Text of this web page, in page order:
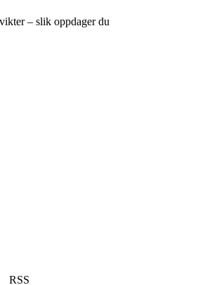
– slik oppdager du
RSS